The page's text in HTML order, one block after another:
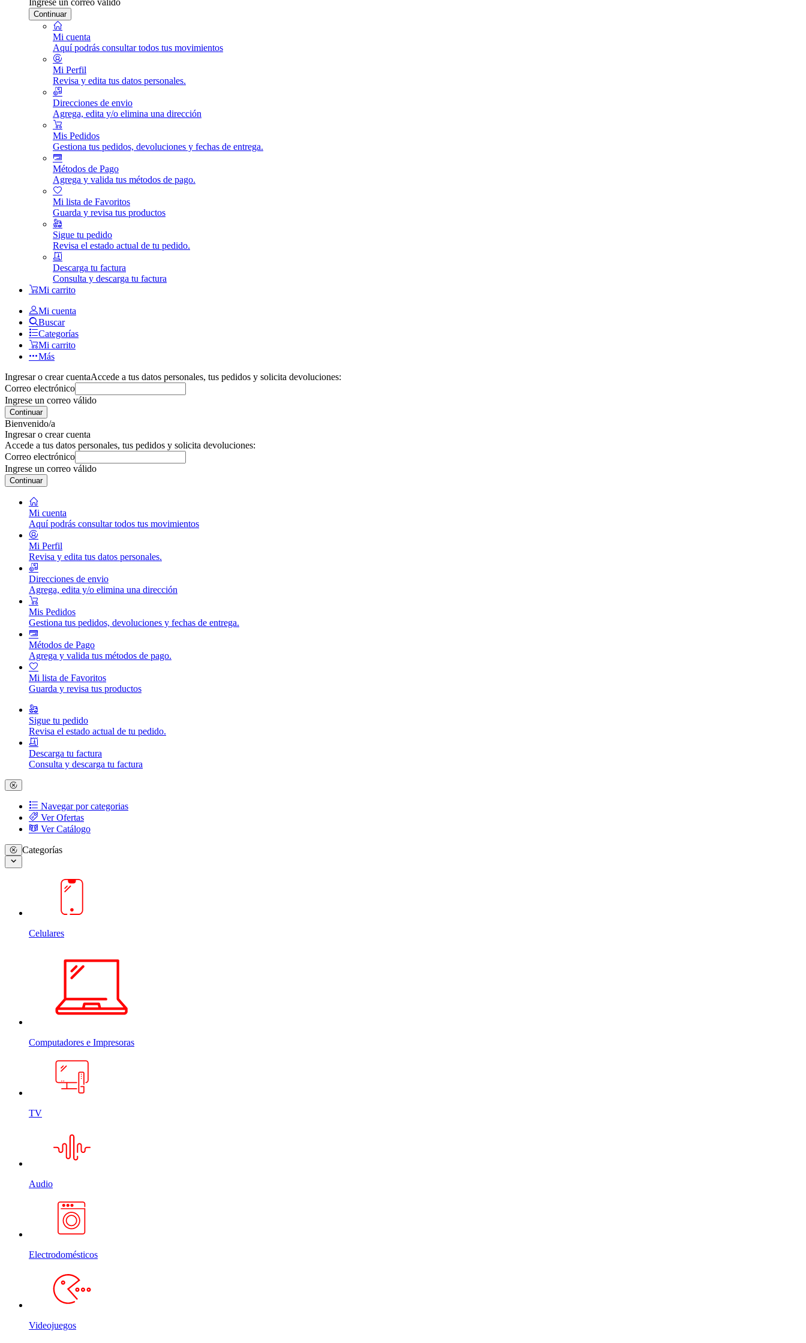
Continuar
Mi cuenta
Aquí podrás consultar todos tus movimientos
Mi Perfil
Revisa y edita tus datos personales.
Direcciones de envio
Agrega, edita y/o elimina una dirección
Mis Pedidos
Gestiona tus pedidos, devoluciones y fechas de entrega.
Métodos de Pago
Agrega y valida tus métodos de pago.
Mi lista de Favoritos
Guarda y revisa tus productos
Sigue tu pedido
Revisa el estado actual de tu pedido.
Descarga tu factura
Consulta y descarga tu factura
Mi carrito
Mi cuenta
Buscar
Categorías
Mi carrito
Más
Ingresar o crear cuentaAccede a tus datos personales, tus pedidos y solicita devoluciones:
Correo electrónico
Ingrese un correo válido
Continuar
Bienvenido/a
Ingresar o crear cuenta
Accede a tus datos personales, tus pedidos y solicita devoluciones:
Correo electrónico
Ingrese un correo válido
Continuar
Mi cuenta
Aquí podrás consultar todos tus movimientos
Mi Perfil
Revisa y edita tus datos personales.
Direcciones de envio
Agrega, edita y/o elimina una dirección
Mis Pedidos
Gestiona tus pedidos, devoluciones y fechas de entrega.
Métodos de Pago
Agrega y valida tus métodos de pago.
Mi lista de Favoritos
Guarda y revisa tus productos
Sigue tu pedido
Revisa el estado actual de tu pedido.
Descarga tu factura
Consulta y descarga tu factura
Navegar por categorias
Ver Ofertas
Ver Catálogo
Categorías
Celulares
Computadores e Impresoras
TV
Audio
Electrodomésticos
Videojuegos